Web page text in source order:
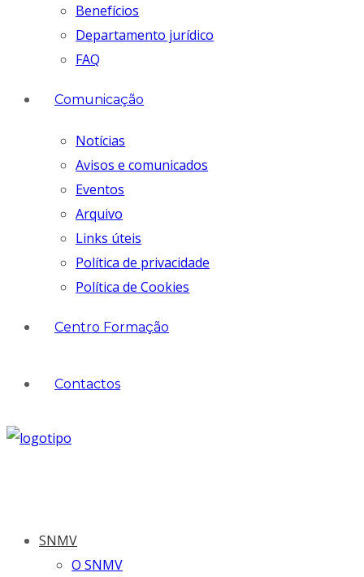
Benefícios
Departamento jurídico
FAQ
Comunicação
Notícias
Avisos e comunicados
Eventos
Arquivo
Links úteis
Política de privacidade
Política de Cookies
Centro Formação
Contactos
SNMV
O SNMV